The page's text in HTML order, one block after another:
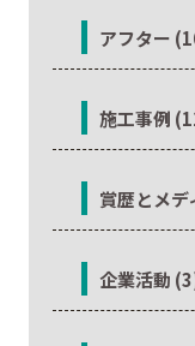
アフター
施工事例
賞歴とメ
企業活動